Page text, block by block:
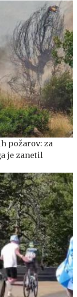
požarov: za
je zanetil